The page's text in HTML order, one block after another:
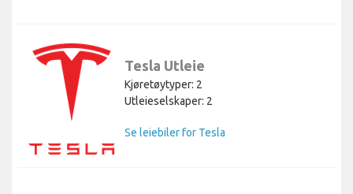
Tesla Utleie
Kjøretøytyper: 2
Utleieselskaper: 2
Se leiebiler for Tesla